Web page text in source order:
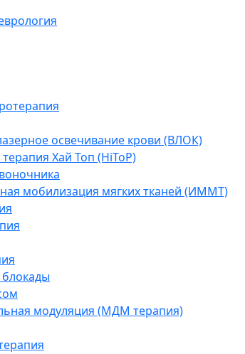
освечивание крови (ВЛОК)
Хай Топ (HiToP)
мобилизация мягких тканей (ИММТ)
модуляция (МДМ терапия)